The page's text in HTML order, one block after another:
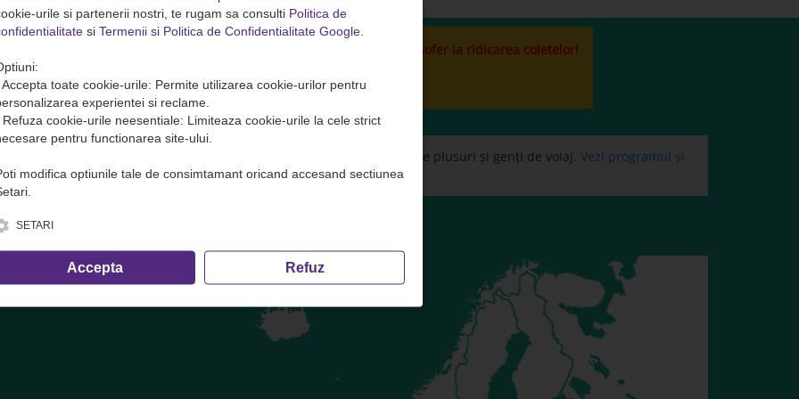
transport marfa) in avans. Plata se face DOAR pe site sau direct la sofer la ridicarea coletelor!
și cele care nu trec prin dispecerat!
— bulevardul Gheorghe Duca, nr 6, în incinta magazinului de plusuri și genți de voiaj. Vezi programul și
inclusiv calculul volumetric ·
urile si partenerii nostri, te rugam sa consulti Politica de
si Termenii si Politica de Confidentialitate Google
Accepta toate cookie-urile: Permite utilizarea cookie-urilor pentru
experientei si reclame.
Refuza cookie-urile neesentiale: Limiteaza cookie-urile la cele strict
pentru functionarea site-ului.
modifica optiunile tale de consimtamant oricand accesand sectiunea
SETARI
Accepta Refuz